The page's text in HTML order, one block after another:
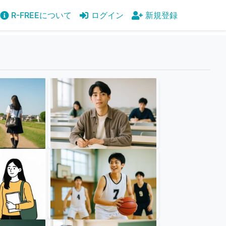
R-FREEについて ログイン 新規登録